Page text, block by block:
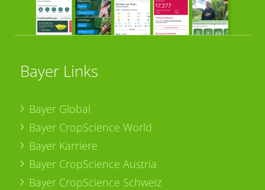
Bayer Links
Bayer Global
Bayer CropScience World
Bayer Karriere
Bayer CropScience Austria
Bayer CropScience Schweiz